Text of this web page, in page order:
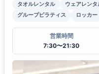
タオルレンタル ウェアレンタ
グループピラティス
ロッカー
営業時間
7:30〜21:30